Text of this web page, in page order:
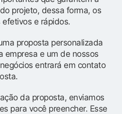
projeto, dessa forma, os
e rápidos.
proposta personalizada
empresa e um de nossos
entrará em contato
da proposta, enviamos
para você preencher. Esse